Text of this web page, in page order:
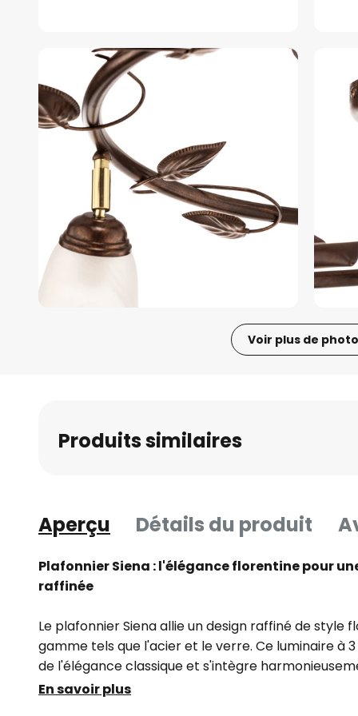
Voir plus de
Produits similaires
Aperçu Détails du produit
Plafonnier Siena : l'élégance florentine pour
raffinée
Le plafonnier Siena allie un design raffiné de style
gamme tels que l'acier et le verre. Ce luminaire à
de l'élégance classique et s'intègre
vie tels que le salon, la chambre à coucher, le
En savoir plus